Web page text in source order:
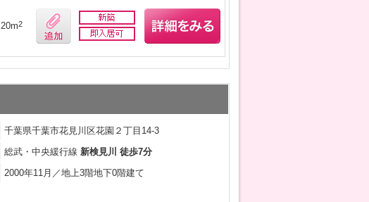
20m2
千葉県千葉市花見川区花園２丁目14-3
総武・中央緩行線 新検見川 徒歩7分
2000年11月／地上3階地下0階建て